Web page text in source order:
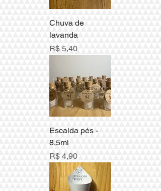
Chuva de
lavanda
Preço
R$ 5,40
Escalda pés -
8,5ml
Preço
R$ 4,90